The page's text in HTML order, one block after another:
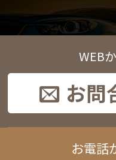
ます。
個人情報の利用目的
本ウェブサイトでは、
に、お名前、e-mailア
WEB
お問
お電話